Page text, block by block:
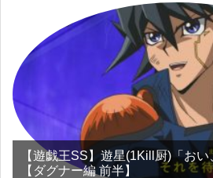
【遊戯王SS】遊星(1Kill厨)「おい
【ダグナー編 前半】